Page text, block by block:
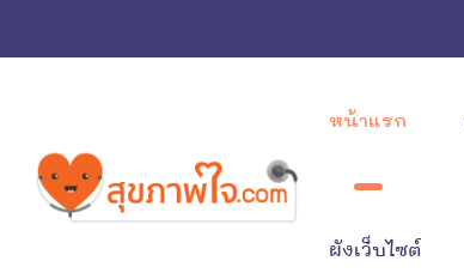
หน้าแรก
ผังเว็บไซต์